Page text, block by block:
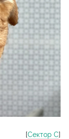
[Сектор С]